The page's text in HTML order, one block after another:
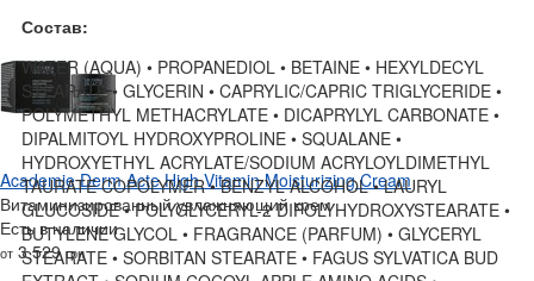
Состав:
WATER (AQUA) • PROPANEDIOL • BETAINE • HEXYLDECYL
STEARATE • GLYCERIN • CAPRYLIC/CAPRIC TRIGLYCERIDE •
POLYMETHYL METHACRYLATE • DICAPRYLYL CARBONATE •
DIPALMITOYL HYDROXYPROLINE • SQUALANE •
HYDROXYETHYL ACRYLATE/SODIUM ACRYLOYLDIMETHYL
TAURATE COPOLYMER • BENZYL ALCOHOL • LAURYL
GLUCOSIDE • POLYGLYCERYL-2 DIPOLYHYDROXYSTEARATE •
BUTYLENE GLYCOL • FRAGRANCE (PARFUM) • GLYCERYL
STEARATE • SORBITAN STEARATE • FAGUS SYLVATICA BUD
Academie Derm Acte High Vitamin Moisturizing Cream
Витаминизированный увлажняющий крем
Есть в наличии
от 3 529грн